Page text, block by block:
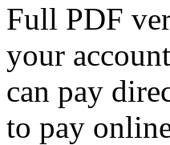
Full PDF
your
can pay
to pay